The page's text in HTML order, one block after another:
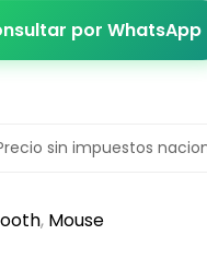
por WhatsApp
sin impuestos
, Mouse